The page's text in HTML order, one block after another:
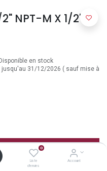
0
Liste
d'envies
Account
NPT-M X 1/2"
en stock
31/12/2026 ( sauf mise à
panier